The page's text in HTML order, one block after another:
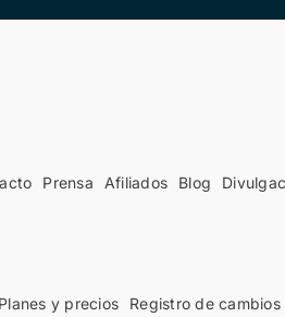
Prensa Afiliados Blog
Planes y precios Registro de cambios